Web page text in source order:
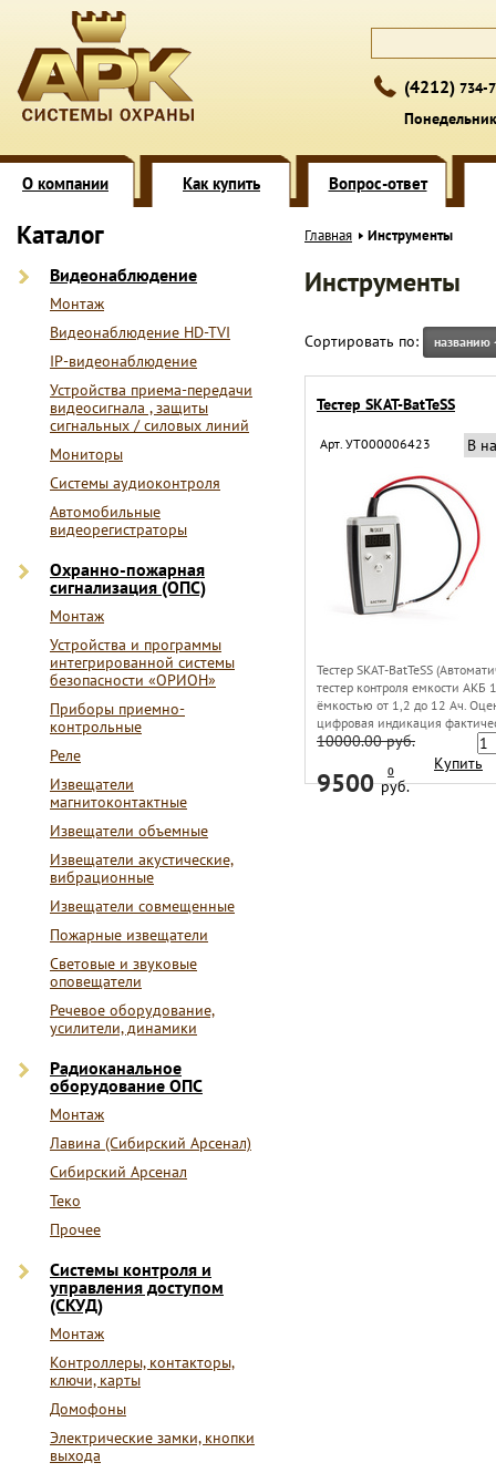
(4212) 734-
О компании Как купить Вопрос-ответ
Каталог
Видеонаблюдение
Монтаж
Видеонаблюдение HD-TVI
IP-видеонаблюдение
Устройства приема-передачи
видеосигнала , защиты
сигнальных / силовых линий
Мониторы
Системы аудиоконтроля
Автомобильные
видеорегистраторы
Охранно-пожарная
сигнализация (ОПС)
Монтаж
Устройства и программы
интегрированной системы
безопасности «ОРИОН»
Приборы приемно-
контрольные
Реле
Извещатели
магнитоконтактные
Извещатели объемные
Извещатели акустические,
вибрационные
Извещатели совмещенные
Пожарные извещатели
Световые и звуковые
оповещатели
Речевое оборудование,
усилители, динамики
Радиоканальное
оборудование ОПС
Монтаж
Лавина (Сибирский Арсенал)
Сибирский Арсенал
Теко
Прочее
Системы контроля и
управления доступом
(СКУД)
Монтаж
Контроллеры, контакторы,
ключи, карты
Домофоны
Электрические замки, кнопки
выхода
Главная Инструменты
Инструменты
Сортировать по: названию
Тестер SKAT-BatTeSS
Арт. УТ000006423 В
Тестер SKAT-BatTeSS
тестер контроля емкости АКБ
ёмкостью от 1,2 до 12 Ач.
цифровая индикация
емкости АКБ. Быстрая оценка
АКБ (около 15 сек).
корпус. 3 режима измерений
(автоматический, ручной и
10000.00 руб.
9500 0
руб.
Купить